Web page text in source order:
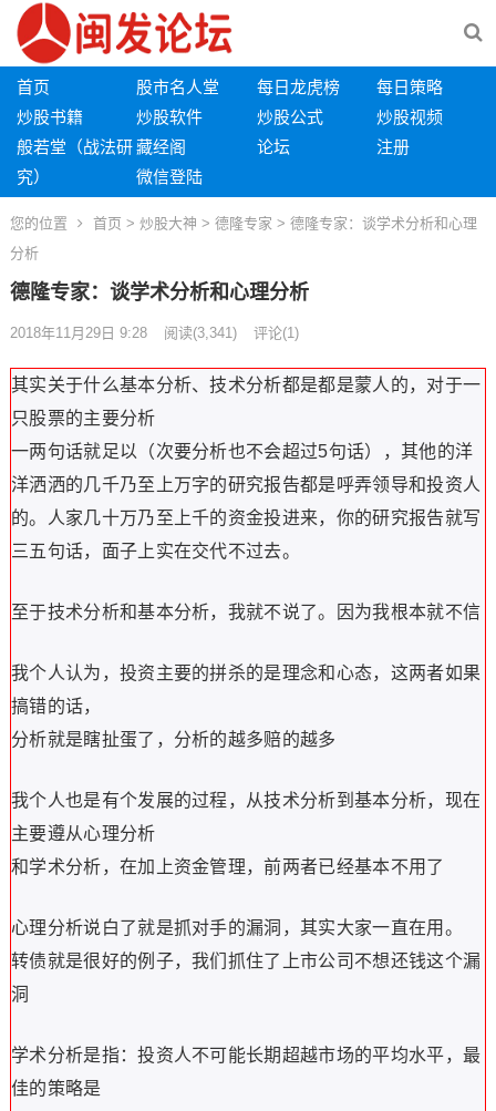
首页 股市名人堂 每日龙虎榜
每日策略
炒股书籍
炒股软件 炒股公式
炒股视频
般若堂（战法研
究）
藏经阁 论坛
注册
微信登陆
您的位置 首页 > 炒股大神 > 德隆专家 > 德隆专家：谈学术分析和心理
分析
德隆专家：谈学术分析和心理分析
2018年11月29日 9:28 阅读(3,341) 评论(1)
其实关于什么基本分析、技术分析都是都是蒙人的，对于一
只股票的主要分析
一两句话就足以（次要分析也不会超过5句话），其他的洋
洋洒洒的几千乃至上万字的研究报告都是呼弄领导和投资人
的。人家几十万乃至上千的资金投进来，你的研究报告就写
三五句话，面子上实在交代不过去。
至于技术分析和基本分析，我就不说了。因为我根本就不信
我个人认为，投资主要的拼杀的是理念和心态，这两者如果
搞错的话，
分析就是瞎扯蛋了，分析的越多赔的越多
我个人也是有个发展的过程，从技术分析到基本分析，现在
主要遵从心理分析
和学术分析，在加上资金管理，前两者已经基本不用了
心理分析说白了就是抓对手的漏洞，其实大家一直在用。
转债就是很好的例子，我们抓住了上市公司不想还钱这个漏
洞
学术分析是指：投资人不可能长期超越市场的平均水平，最
佳的策略是